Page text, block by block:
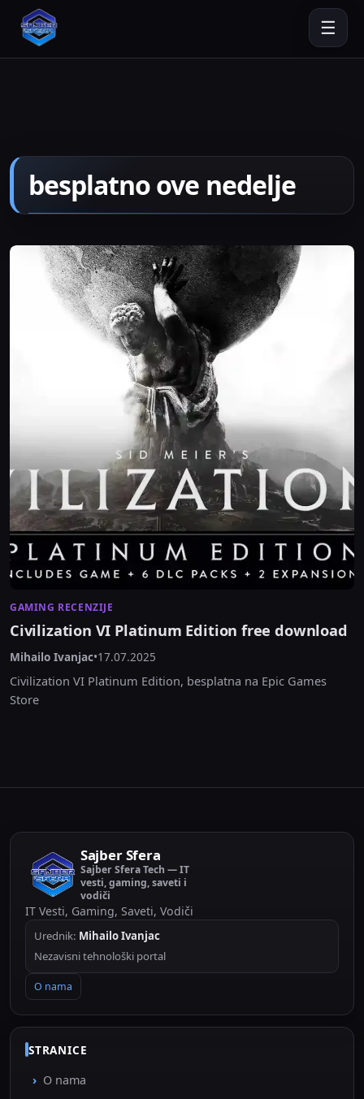
☰
besplatno ove nedelje
GAMING RECENZIJE
Civilization VI Platinum Edition free download
Mihailo Ivanjac•17.07.2025
Civilization VI Platinum Edition, besplatna na Epic Games
Store
Sajber Sfera
Sajber Sfera Tech — IT
vesti, gaming, saveti i
vodiči
IT Vesti, Gaming, Saveti, Vodiči
Urednik: Mihailo Ivanjac
Nezavisni tehnološki portal
O nama
STRANICE
O nama